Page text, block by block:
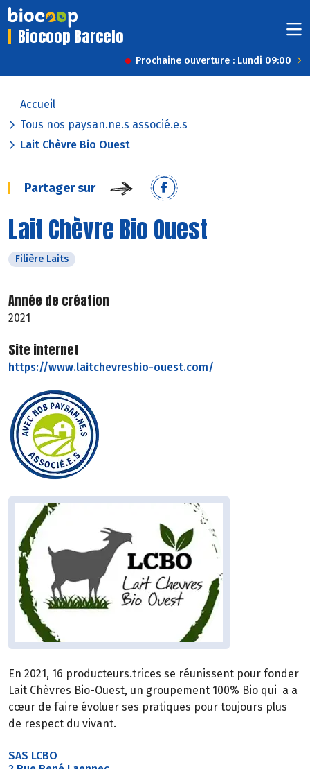
Biocoop Barcelo
Prochaine ouverture : Lundi 09:00
Accueil
Tous nos paysan.ne.s associé.e.s
Lait Chèvre Bio Ouest
Partager sur
Lait Chèvre Bio Ouest
Filière Laits
Année de création
2021
Site internet
https://www.laitchevresbio-ouest.com/
En 2021, 16 producteurs.trices se réunissent pour fonder
Lait Chèvres Bio-Ouest, un groupement 100% Bio qui a a
cœur de faire évoluer ses pratiques pour toujours plus
de respect du vivant.
SAS LCBO